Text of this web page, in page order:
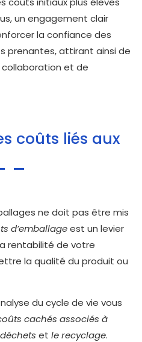
un engagement clair
la confiance des
prenantes, attirant ainsi de
et de
coûts liés aux
ne doit pas être mis
d’emballageest un levier
rentabilité de votre
la qualité du produit ou
du cycle de vie vous
cachés associés à
et le recyclage.